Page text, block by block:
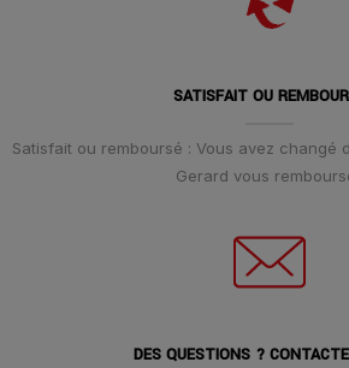
SATISFAIT OU
Satisfait ou remboursé : Vous avez changé
Gerard vous
DES QUESTIONS ?